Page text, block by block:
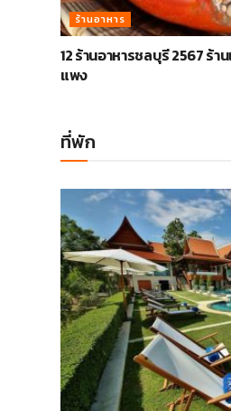
ร้านอาหาร
12 ร้านอาหารชลบุรี 2567 ร้า
แพง
ที่พัก